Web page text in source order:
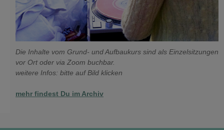
Die Inhalte vom Grund- und Aufbaukurs sind als Einzelsitzungen
vor Ort oder via Zoom buchbar.
weitere Infos: bitte auf Bild klicken
mehr findest Du im Archiv